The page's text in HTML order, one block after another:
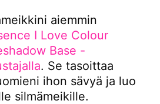
aiemmin
I Love Colour
Base -
. Se tasoittaa
ihon sävyä ja luo
silmämeikille.